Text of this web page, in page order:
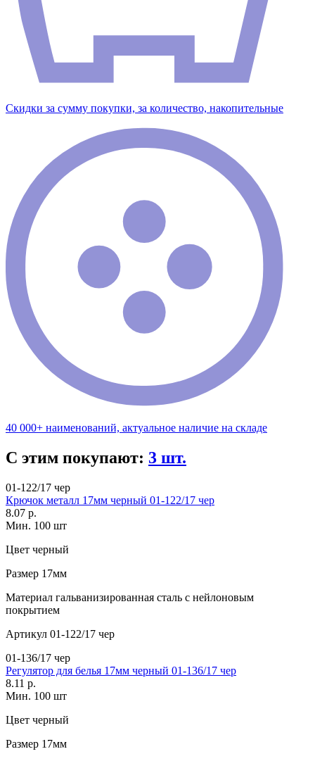
Скидки за сумму покупки, за количество, накопительные
40 000+ наименований, актуальное наличие на складе
С этим покупают: 3 шт.
01-122/17 чер
Крючок металл 17мм черный 01-122/17 чер
8.07 р.
Мин. 100 шт
Цвет черный
Размер 17мм
Материал гальванизированная сталь с нейлоновым
покрытием
Артикул 01-122/17 чер
01-136/17 чер
Регулятор для белья 17мм черный 01-136/17 чер
8.11 р.
Мин. 100 шт
Цвет черный
Размер 17мм